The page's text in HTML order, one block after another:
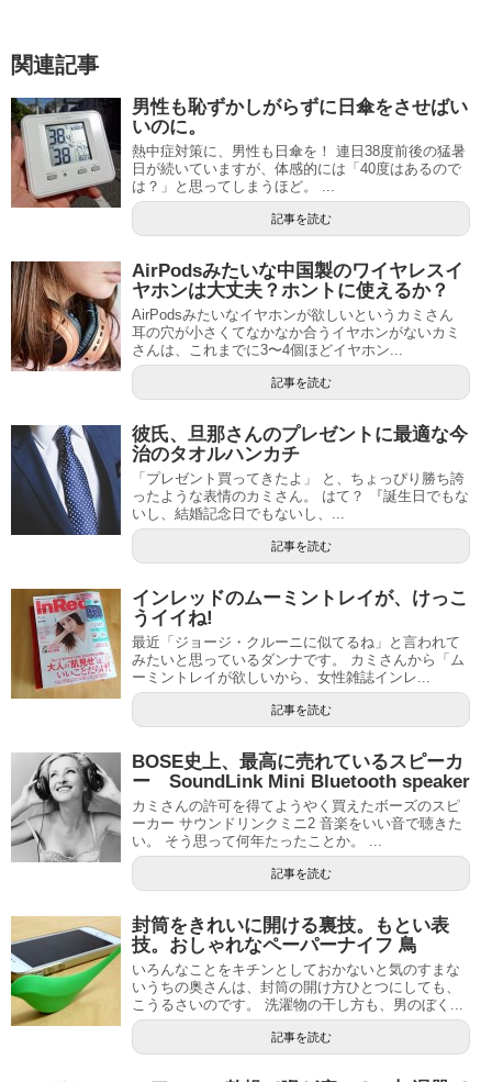
関連記事
男性も恥ずかしがらずに日傘をさせばい
いのに。
熱中症対策に、男性も日傘を！ 連日38度前後の猛暑
日が続いていますが、体感的には「40度はあるので
は？」と思ってしまうほど。 ...
記事を読む
AirPodsみたいな中国製のワイヤレスイ
ヤホンは大丈夫？ホントに使えるか？
AirPodsみたいなイヤホンが欲しいというカミさん
耳の穴が小さくてなかなか合うイヤホンがないカミ
さんは、これまでに3〜4個ほどイヤホン...
記事を読む
彼氏、旦那さんのプレゼントに最適な今
治のタオルハンカチ
「プレゼント買ってきたよ」 と、ちょっぴり勝ち誇
ったような表情のカミさん。 はて？ 『誕生日でもな
いし、結婚記念日でもないし、...
記事を読む
インレッドのムーミントレイが、けっこ
うイイね!
最近「ジョージ・クルーニに似てるね」と言われて
みたいと思っているダンナです。 カミさんから「ム
ーミントレイが欲しいから、女性雑誌インレ...
記事を読む
BOSE史上、最高に売れているスピーカ
ー SoundLink Mini Bluetooth speaker
カミさんの許可を得てようやく買えたボーズのスピ
ーカー サウンドリンクミニ2 音楽をいい音で聴きた
い。 そう思って何年たったことか。 ...
記事を読む
封筒をきれいに開ける裏技。もとい表
技。おしゃれなペーパーナイフ 鳥
いろんなことをキチンとしておかないと気のすまな
いうちの奥さんは、封筒の開け方ひとつにしても、
こうるさいのです。 洗濯物の干し方も、男のぼく...
記事を読む